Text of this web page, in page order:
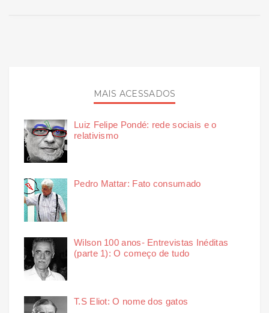
MAIS ACESSADOS
Luiz Felipe Pondé: rede sociais e o
relativismo
Pedro Mattar: Fato consumado
Wilson 100 anos- Entrevistas Inéditas
(parte 1): O começo de tudo
T.S Eliot: O nome dos gatos